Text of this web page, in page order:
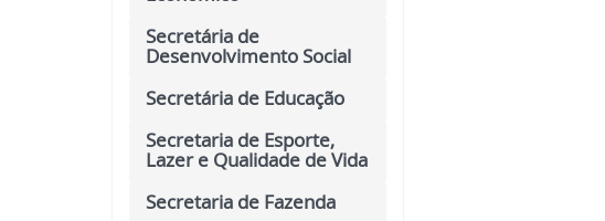
Secretária de
Desenvolvimento Social
Secretária de Educação
Secretaria de Esporte,
Lazer e Qualidade de Vida
Secretaria de Fazenda